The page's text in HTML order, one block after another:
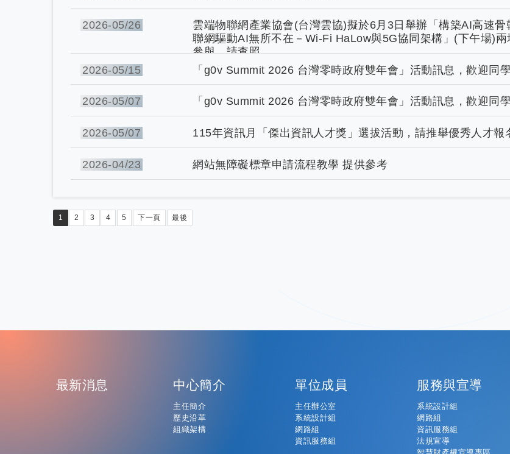
2026-05/26
雲端物聯網產業協會(台灣雲協)擬於6月3日舉辦「構築AI高速
聯網驅動AI無所不在－Wi-Fi HaLow與5G協同架構」(下午場)
參與，請查照。
2026-05/15 「g0v Summit 2026 台灣零時政府雙年會」活動訊息，歡迎同
2026-05/07 「g0v Summit 2026 台灣零時政府雙年會」活動訊息，歡迎同
2026-05/07 115年資訊月「傑出資訊人才獎」選拔活動，請推舉優秀人才報
2026-04/23 網站無障礙標章申請流程教學 提供參考
1 2 3 4 5 下一頁 最後
最新消息 中心簡介
主任簡介
歷史沿革
組織架構
單位成員
主任辦公室
系統設計組
網路組
資訊服務組
服務與宣導
系統設計組
網路組
資訊服務組
法規宣導